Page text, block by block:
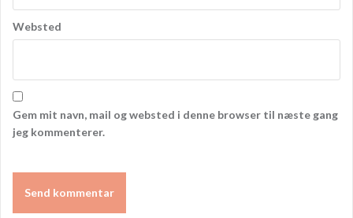
Websted
Gem mit navn, mail og websted i denne browser til næste gang
jeg kommenterer.